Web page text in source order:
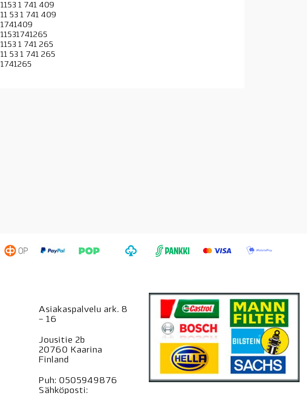
1153 1 741 409
11 53 1 741 409
1741409
11531741265
1153 1 741 265
11 53 1 741 265
1741265
Asiakaspalvelu ark. 8
– 16
Jousitie 2b
20760 Kaarina
Finland
Puh: 0505949876
Sähköposti: